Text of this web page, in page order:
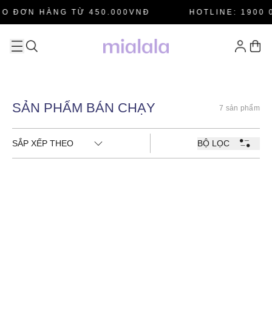
ĐƠN HÀNG TỪ 450.000VNĐ HOTLINE: 1900
SẢN PHẨM BÁN CHẠY 7 sản phẩm
SẮP XẾP THEO BỘ LỌC